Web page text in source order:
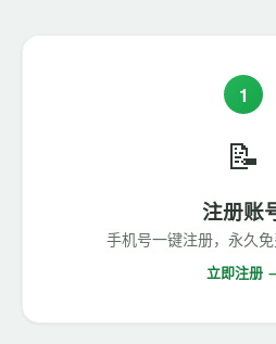
1
📝
注册账
手机号一键注册，永久
立即注册